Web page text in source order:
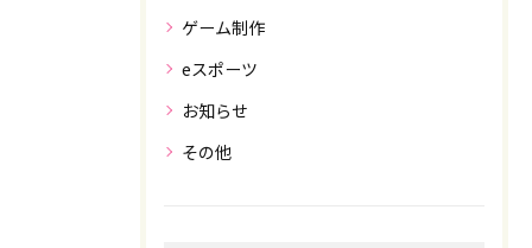
ゲーム制作
eスポーツ
お知らせ
その他